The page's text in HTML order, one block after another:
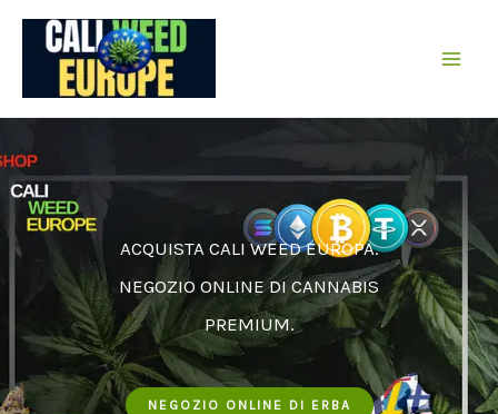
Vai
contenuto
ACQUISTA CALI WEED EUROPA.
NEGOZIO ONLINE DI CANNABIS
PREMIUM.
NEGOZIO ONLINE DI ERBA